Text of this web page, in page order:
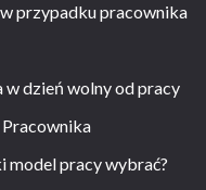
przypadku pracownika
w dzień wolny od pracy
Pracownika
model pracy wybrać?